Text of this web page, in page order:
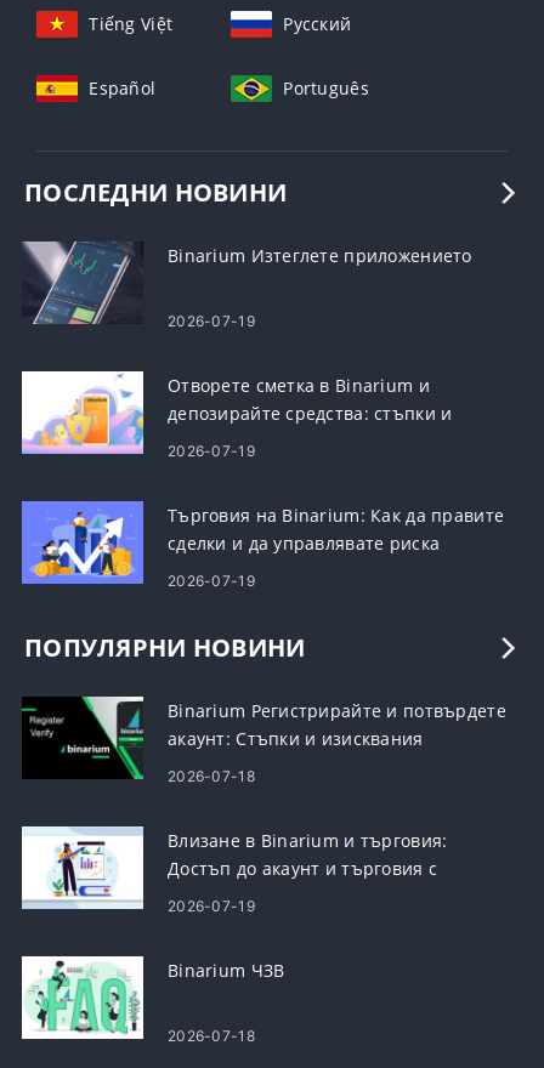
Tiếng Việt Русский
Español Português
ПОСЛЕДНИ НОВИНИ
Binarium Изтеглете приложението
2026-07-19
Отворете сметка в Binarium и
депозирайте средства: стъпки и
изисквания
2026-07-19
Търговия на Binarium: Как да правите
сделки и да управлявате риска
2026-07-19
ПОПУЛЯРНИ НОВИНИ
Binarium Регистрирайте и потвърдете
акаунт: Стъпки и изисквания
2026-07-18
Влизане в Binarium и търговия:
Достъп до акаунт и търговия с
бинарни опции
2026-07-19
Binarium ЧЗВ
2026-07-18